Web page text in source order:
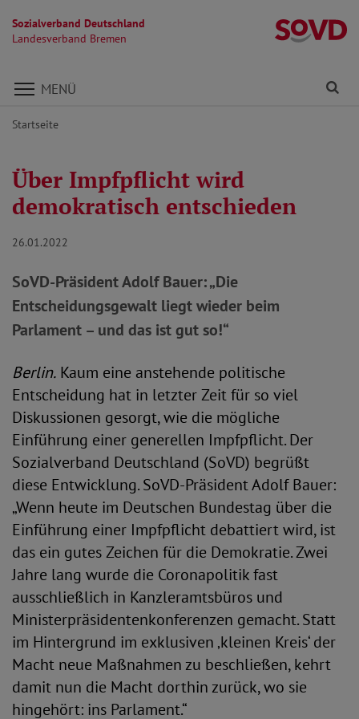
Sozialverband Deutschland
Landesverband Bremen
Direkt zu den Inhalten springen
MENÜ
Startseite
Über Impfpflicht wird
demokratisch entschieden
26.01.2022
SoVD-Präsident Adolf Bauer: „Die
Entscheidungsgewalt liegt wieder beim
Parlament – und das ist gut so!“
Berlin. Kaum eine anstehende politische
Entscheidung hat in letzter Zeit für so viel
Diskussionen gesorgt, wie die mögliche
Einführung einer generellen Impfpflicht. Der
Sozialverband Deutschland (SoVD) begrüßt
diese Entwicklung. SoVD-Präsident Adolf Bauer:
„Wenn heute im Deutschen Bundestag über die
Einführung einer Impfpflicht debattiert wird, ist
das ein gutes Zeichen für die Demokratie. Zwei
Jahre lang wurde die Coronapolitik fast
ausschließlich in Kanzleramtsbüros und
Ministerpräsidentenkonferenzen gemacht. Statt
im Hintergrund im exklusiven ‚kleinen Kreis‘ der
Macht neue Maßnahmen zu beschließen, kehrt
damit nun die Macht dorthin zurück, wo sie
hingehört: ins Parlament.“